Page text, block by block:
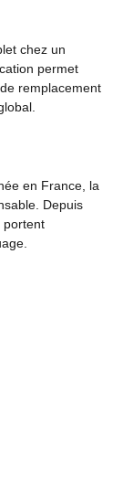
chez un
permet
remplacement
en France, la
Depuis
portent